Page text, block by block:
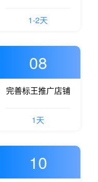
1-2天
08
完善标王推广店铺
1天
10